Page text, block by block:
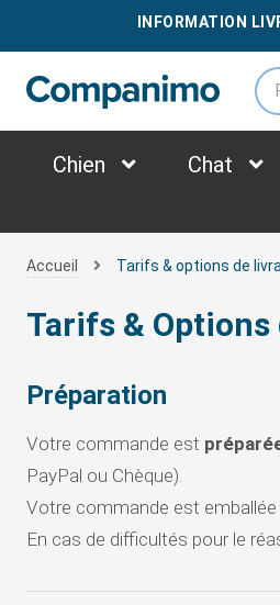
LIVRAISON OFFERTEDÈS79€
INFORMATION
Chien Chat
Accueil Tarifs & options de
Tarifs & Options
Préparation
Votre commande est
PayPal ou Chèque).
Votre commande est emballée
En cas de difficultés pour le